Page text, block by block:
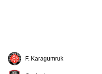
F. Karagumruk